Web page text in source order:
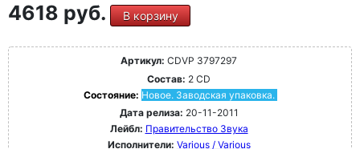
4618 руб. В корзину
Артикул: CDVP 3797297
Состав: 2 CD
Состояние: Новое. Заводская упаковка.
Дата релиза: 20-11-2011
Лейбл: Правительство Звука
Исполнители: Various / Various